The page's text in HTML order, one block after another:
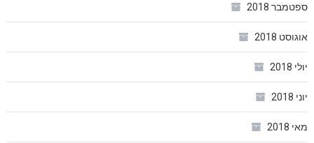
ספטמבר 2018
אוגוסט 2018
יולי 2018
יוני 2018
מאי 2018